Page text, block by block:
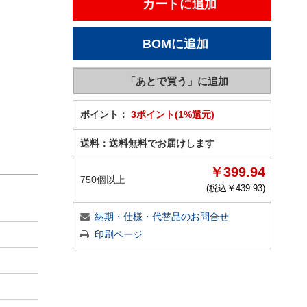
ポイント： 3ポイント(1%還元)
送料： 送料無料でお届けします
750個以上 ￥399.94
(税込￥ 439.93)
納期・仕様・代替品のお問合せ
印刷ページ